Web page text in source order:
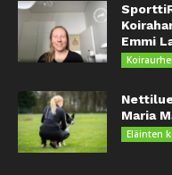
Emmi
Maria
Eläinten